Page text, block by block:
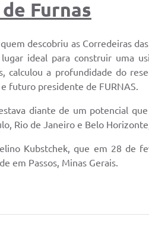
Furnas
descobriu as Corredeiras
ideal para construir uma
calculou a profundidade do
futuro presidente de FURNAS.
diante de um potencial
Rio de Janeiro e Belo
Kubstchek, que em 28 de
em Passos, Minas Gerais.